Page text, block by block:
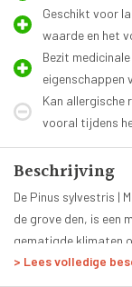
Geschikt voor
waarde en het
Bezit
eigenschappen
Kan allergische
vooral tijdens
Beschrijving
De Pinus sylvestris |
de grove den, is een
gematigde klimaten
bereiken van wel 35
roodbruin van kleur
> Lees volledige